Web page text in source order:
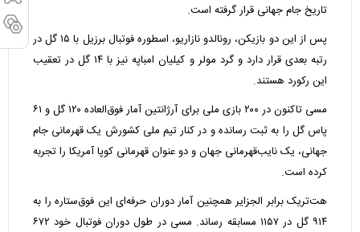
تاریخ جام جهانی قرار گرفته است.
پس از این دو بازیکن، رونالدو نازاریو، اسطوره فوتبال برزیل با ۱۵ گل در
رتبه بعدی قرار دارد و گرد مولر و کیلیان امباپه نیز با ۱۴ گل در تعقیب
این رکورد هستند.
مسی تاکنون در ۲۰۰ بازی ملی برای آرژانتین آمار فوق‌العاده ۱۲۰ گل و ۶۱
پاس گل را به ثبت رسانده و در کنار تیم ملی کشورش یک قهرمانی جام
جهانی، یک نایب‌قهرمانی جهان و دو عنوان قهرمانی کوپا آمریکا را تجربه
کرده است.
هت‌تریک برابر الجزایر همچنین آمار دوران حرفه‌ای این فوق‌ستاره را به
۹۱۴ گل در ۱۱۵۷ مسابقه رساند. مسی در طول دوران فوتبال خود ۶۷۲